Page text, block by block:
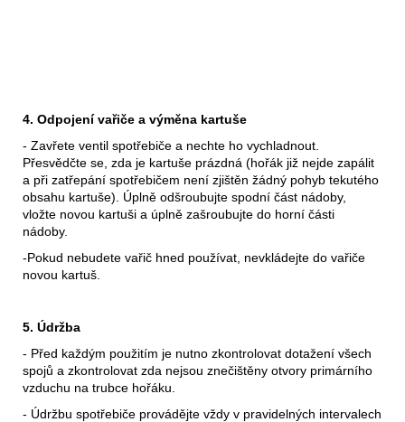
4. Odpojení vařiče a výměna kartuše
- Zavřete ventil spotřebiče a nechte ho vychladnout.
Přesvědčte se, zda je kartuše prázdná (hořák již nejde zapálit
a při zatřepání spotřebičem není zjištěn žádný pohyb tekutého
obsahu kartuše). Úplně odšroubujte spodní část nádoby,
vložte novou kartuši a úplně zašroubujte do horní části
nádoby.
-Pokud nebudete vařič hned používat, nevkládejte do vařiče
novou kartuš.
5. Údržba
- Před každým použitím je nutno zkontrolovat dotažení všech
spojů a zkontrolovat zda nejsou znečištěny otvory primárního
vzduchu na trubce hořáku.
- Údržbu spotřebiče provádějte vždy v pravidelných intervalech